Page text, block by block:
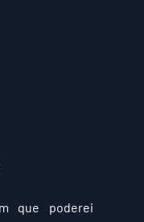
que poderei